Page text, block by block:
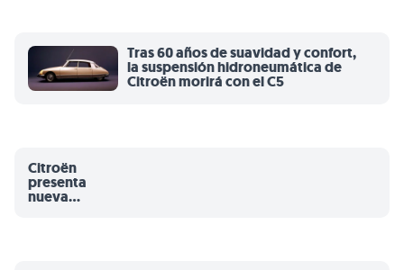
Tras 60 años de suavidad y confort,
la suspensión hidroneumática de
Citroën morirá con el C5
Citroën
presenta
nueva